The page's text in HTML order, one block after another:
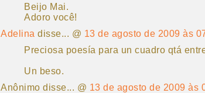
Beijo Mai.
Adoro você!
Adelina disse... @ 13 de agosto de 2009 às
Preciosa poesía para un cuadro qtá
Un beso.
Anônimo disse... @ 13 de agosto de 2009 às